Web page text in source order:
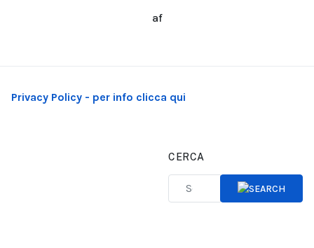
af
Privacy Policy - per info clicca qui
CERCA